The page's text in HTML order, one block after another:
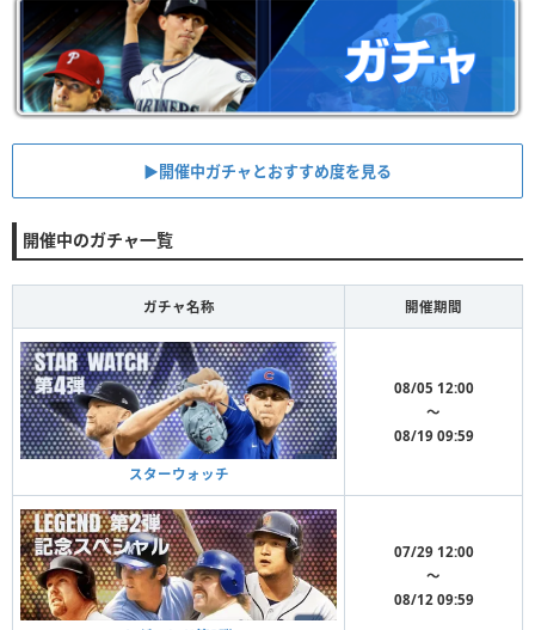
▶︎開催中ガチャとおすすめ度を見る
開催中のガチャ一覧
ガチャ名称 開催期間
スターウォッチ
08/05 12:00
〜
08/19 09:59
07/29 12:00
〜
08/12 09:59